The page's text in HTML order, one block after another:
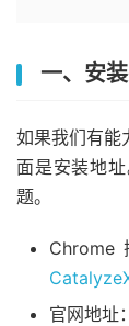
一、安
如果我们有能
面是安装地
题。
Chrome
官网地址：